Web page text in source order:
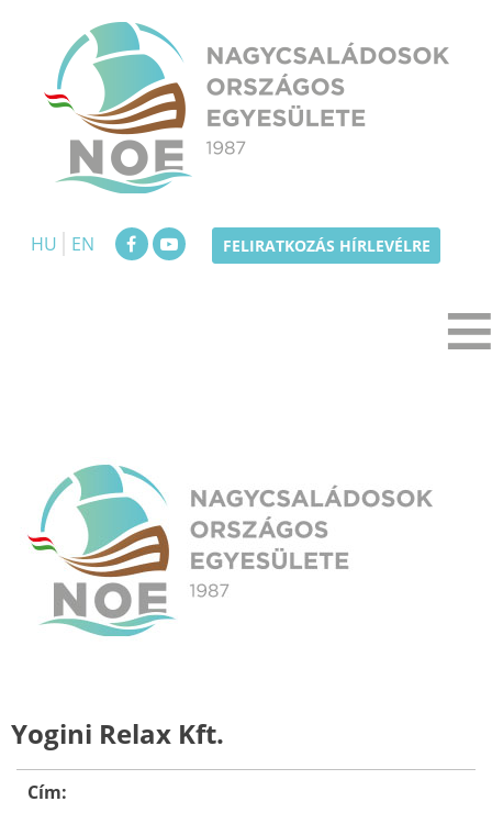
content
HU
EN FELIRATKOZÁS HÍRLEVÉLRE
Yogini Relax Kft.
Cím: